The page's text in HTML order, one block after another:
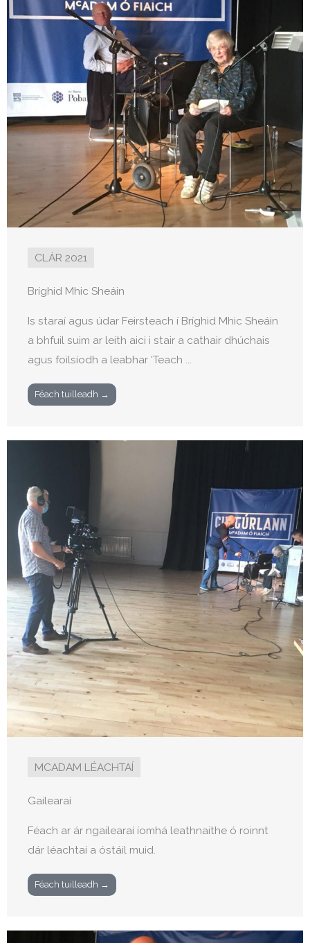
CLÁR 2021
Bríghid Mhic Sheáin
Is staraí agus údar Feirsteach í Bríghid Mhic Sheáin
a bhfuil suim ar leith aici i stair a cathair dhúchais
agus foilsíodh a leabhar ‘Teach ...
Féach tuilleadh →
MCADAM LÉACHTAÍ
Gailearaí
Féach ar ár ngailearaí íomhá leathnaithe ó roinnt
dár léachtaí a óstáil muid.
Féach tuilleadh →